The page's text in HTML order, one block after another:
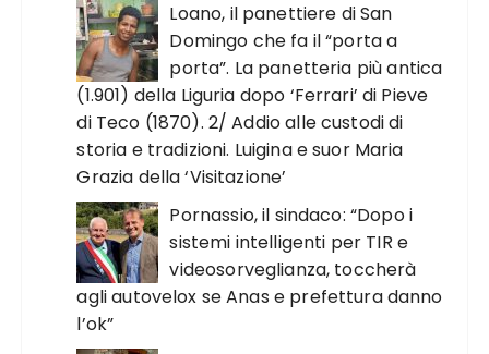
Loano, il panettiere di San
Domingo che fa il “porta a
porta”. La panetteria più antica
(1.901) della Liguria dopo ‘Ferrari’ di Pieve
di Teco (1870). 2/ Addio alle custodi di
storia e tradizioni. Luigina e suor Maria
Grazia della ‘Visitazione’
Pornassio, il sindaco: “Dopo i
sistemi intelligenti per TIR e
videosorveglianza, toccherà
agli autovelox se Anas e prefettura danno
l’ok”